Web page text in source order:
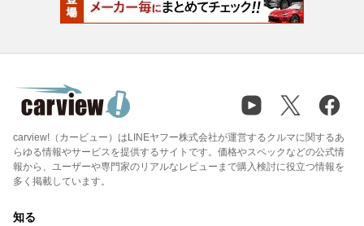
carview!（カービュー）はLINEヤフー株式会社が運営するクルマに関するあ
らゆる情報やサービスを提供するサイトです。価格やスペックなどの公式情
報から、ユーザーや専門家のリアルなレビューまで購入検討に役立つ情報を
多く掲載しています。
知る